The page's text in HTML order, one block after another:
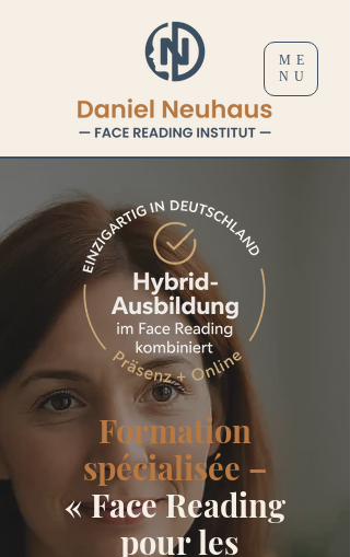
ME
NU
Formation
spécialisée –
« Face Reading
pour les